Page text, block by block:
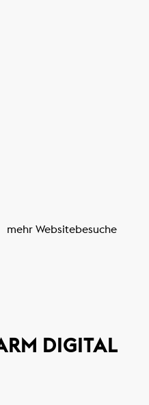
mehr Websitebesuche
DIGITAL